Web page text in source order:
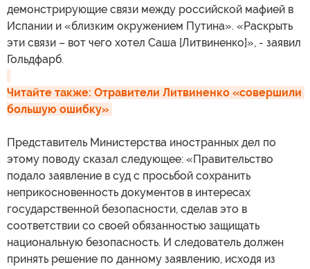
демонстрирующие связи между российской мафией в
Испании и «близким окружением Путина». «Раскрыть
эти связи – вот чего хотел Саша [Литвиненко]», - заявил
Гольдфарб.
Читайте также: Отравители Литвиненко «совершили
большую ошибку»
Представитель Министерства иностранных дел по
этому поводу сказал следующее: «Правительство
подало заявление в суд с просьбой сохранить
неприкосновенность документов в интересах
государственной безопасности, сделав это в
соответствии со своей обязанностью защищать
национальную безопасность. И следователь должен
принять решение по данному заявлению, исходя из